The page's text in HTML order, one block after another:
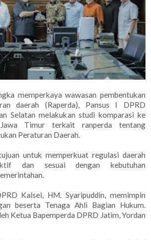
memperkaya wawasan pembentukan
daerah (Raperda), Pansus I DPRD
Selatan melakukan studi komparasi ke
Timur terkait ranperda tentang
Peraturan Daerah.
untuk memperkuat regulasi daerah
dan sesuai dengan kebutuhan
Kalsel, HM. Syaripuddin, memimpin
beserta Tenaga Ahli Bagian Hukum.
Ketua Bapemperda DPRD Jatim, Yordan